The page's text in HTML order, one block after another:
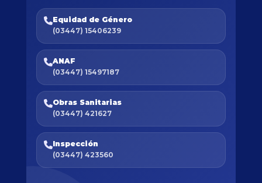
Equidad de Género
(03447) 15406239
ANAF
(03447) 15497187
Obras Sanitarias
(03447) 421627
Inspección
(03447) 423560